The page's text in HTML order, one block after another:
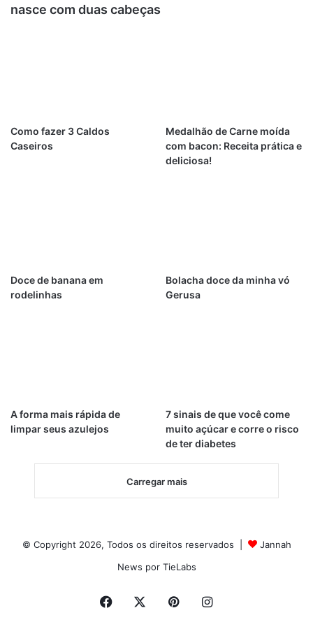
nasce com duas cabeças
Como fazer 3 Caldos
Caseiros
Medalhão de Carne moída
com bacon: Receita prática e
deliciosa!
Doce de banana em
rodelinhas
Bolacha doce da minha vó
Gerusa
A forma mais rápida de
limpar seus azulejos
7 sinais de que você come
muito açúcar e corre o risco
de ter diabetes
Carregar mais
© Copyright 2026, Todos os direitos reservados |
Jannah
News por TieLabs
Facebook PinterestInstagram